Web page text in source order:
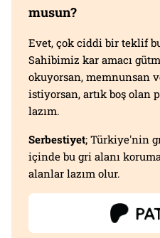
musun?
Evet, çok ciddi bir teklif
Sahibimiz kar amacı
okuyorsan, memnunsan
istiyorsan, artık boş olan
lazım.
Serbestiyet; Türkiye'nin
içinde bu gri alanı
alanlar lazım olur.